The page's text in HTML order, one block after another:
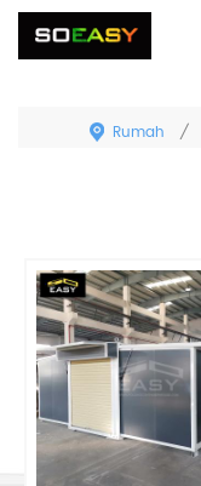
Rumah /